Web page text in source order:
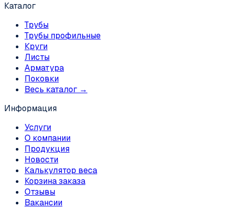
Каталог
Трубы
Трубы профильные
Круги
Листы
Арматура
Поковки
Весь каталог →
Информация
Услуги
О компании
Продукция
Новости
Калькулятор веса
Корзина заказа
Отзывы
Вакансии